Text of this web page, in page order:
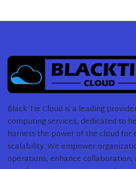
Black Tie Cloud is a leading
computing services, dedicated to
harness the power of the cloud for
scalability. We empower
operations, enhance